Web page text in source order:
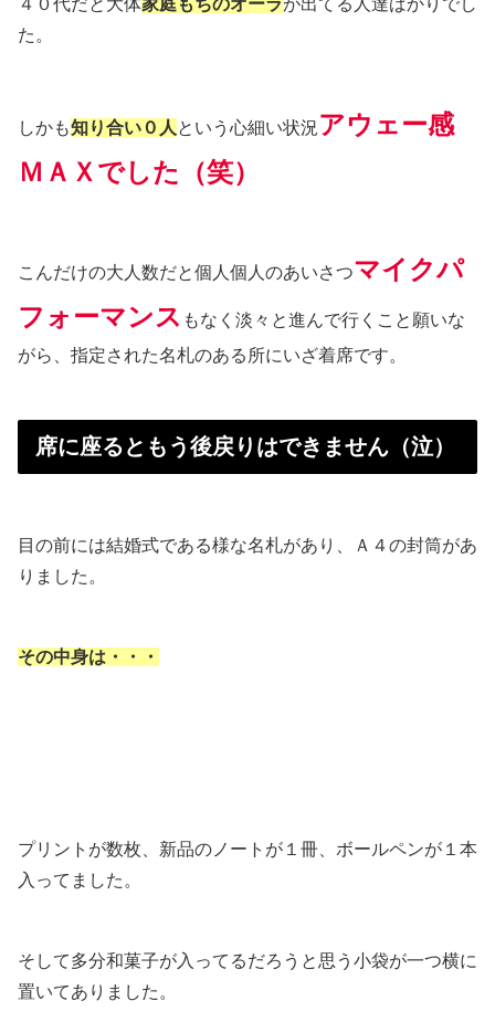
４０代だと大体家庭もちのオーラが出てる人達ばかりでし
た。
しかも知り合い０人 という心細い状況アウェー感
ＭＡＸでした（笑）
こんだけの大人数だと個人個人のあいさつマイクパ
フォーマンス もなく淡々と進んで行くこと願いな
がら、指定された名札のある所にいざ着席です。
席に座るともう後戻りはできません（泣）
目の前には結婚式である様な名札があり、Ａ４の封筒があ
りました。
その中身は・・・
プリントが数枚、新品のノートが１冊、ボールペンが１本
入ってました。
そして多分和菓子が入ってるだろうと思う小袋が一つ横に
置いてありました。